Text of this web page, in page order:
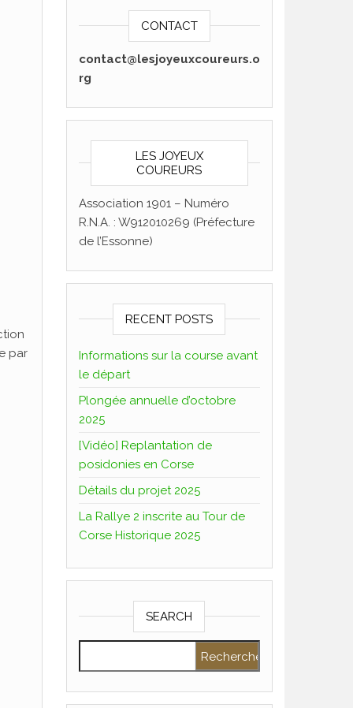
par
CONTACT
contact@lesjoyeuxcoureurs.o
rg
LES JOYEUX
COUREURS
Association 1901 – Numéro
R.N.A. : W912010269 (Préfecture
de l’Essonne)
RECENT POSTS
Informations sur la course avant
le départ
Plongée annuelle d’octobre
2025
[Vidéo] Replantation de
posidonies en Corse
Détails du projet 2025
La Rallye 2 inscrite au Tour de
Corse Historique 2025
SEARCH